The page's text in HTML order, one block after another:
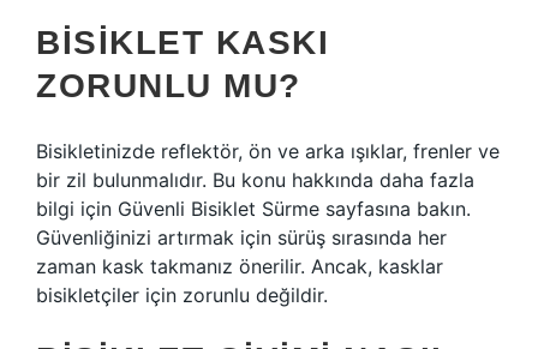
BISIKLET KASKI
ZORUNLU MU?
Bisikletinizde reflektör, ön ve arka ışıklar, frenler ve
bir zil bulunmalıdır. Bu konu hakkında daha fazla
bilgi için Güvenli Bisiklet Sürme sayfasına bakın.
Güvenliğinizi artırmak için sürüş sırasında her
zaman kask takmanız önerilir. Ancak, kasklar
bisikletçiler için zorunlu değildir.